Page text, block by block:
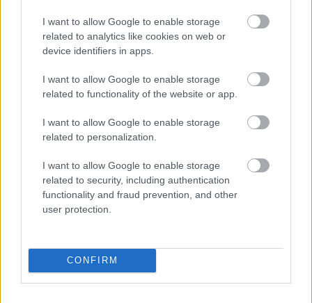
I want to allow Google to enable storage
related to analytics like cookies on web or
device identifiers in apps.
I want to allow Google to enable storage
related to functionality of the website or app.
I want to allow Google to enable storage
related to personalization.
I want to allow Google to enable storage
related to security, including authentication
functionality and fraud prevention, and other
user protection.
CONFIRM
Az austini történetre is kitért Briatore, ahol
Colapinto nem engedte el csapattársát a bokszból
érkező utasítás ellenére. A vezető szerint a
kérdése, Colapinto pedig az eset után bocsánatot